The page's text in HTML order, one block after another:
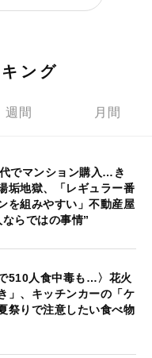
ング
週間 月間
でマンション購入…き
垢地獄、「レギュラー番
を組みやすい」不動産屋
らではの事情”
510人食中毒も…〉花火
」、キッチンカーの「ケ
祭りで注意したい食べ物